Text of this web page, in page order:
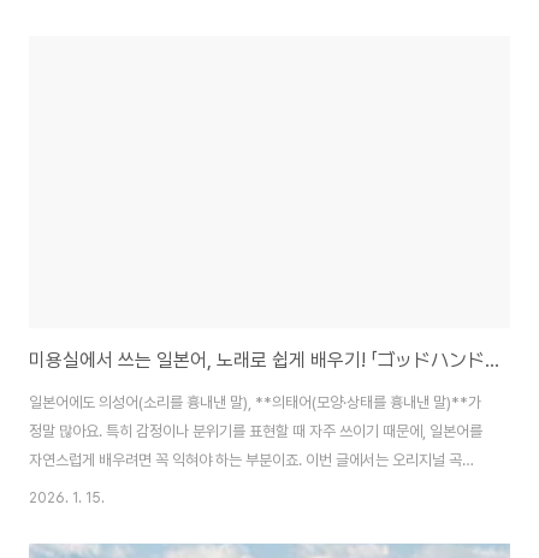
미용실에서 쓰는 일본어, 노래로 쉽게 배우기! 「ゴッドハンド」 가사로 익히는 의성어·감정 표현
일본어에도 의성어(소리를 흉내낸 말), **의태어(모양·상태를 흉내낸 말)**가
정말 많아요. 특히 감정이나 분위기를 표현할 때 자주 쓰이기 때문에, 일본어를
자연스럽게 배우려면 꼭 익혀야 하는 부분이죠. 이번 글에서는 오리지널 곡
**「ゴッドハンド」(God Hand)**의 가사를 활용해 미용실에서 자주 쓰이는
요.https://www.youtube.com/shorts/_bWUibZOiBM 1. 일본어 의성어
2026. 1. 15.